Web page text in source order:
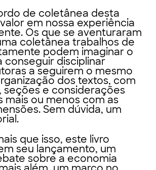
de coletânea desta
em nossa experiência
Os que se aventuraram
coletânea trabalhos de
podem imaginar o
conseguir disciplinar
a seguirem o mesmo
dos textos, com
seções e considerações
mais ou menos com as
Sem dúvida, um
que isso, este livro
seu lançamento, um
sobre a economia